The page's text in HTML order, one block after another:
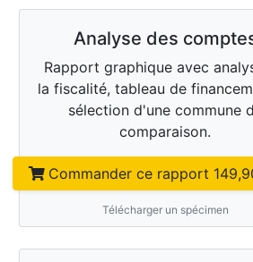
Analyse des
Rapport graphique avec
la fiscalité, tableau de
sélection d'une commune
comparaison.
Commander ce rapport
Télécharger un spécimen